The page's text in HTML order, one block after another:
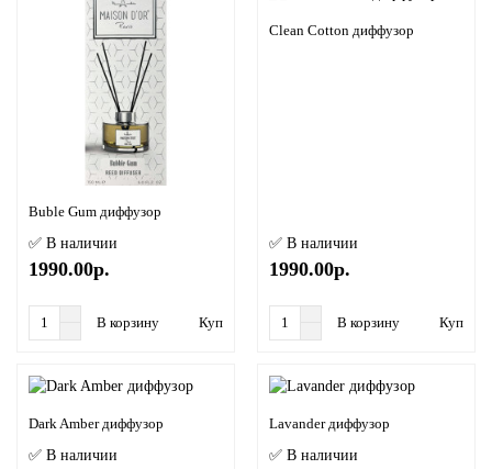
Buble Gum диффузор
✅ В наличии
1990.00р.
В корзину Купить в 1 клик
Clean Cotton диффузор
✅ В наличии
1990.00р.
В корзину Купить
Dark Amber диффузор
✅ В наличии
Lavander диффузор
✅ В наличии